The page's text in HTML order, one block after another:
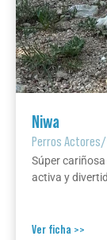
Niwa
Perros Actores/
Súper
activa y
Ver ficha >>